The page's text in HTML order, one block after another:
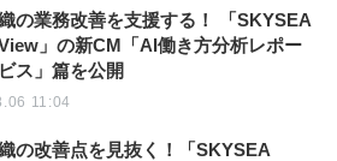
の業務改善を支援する！ 「SKYSEA
」の新CM「AI働き方分析レポー
ス」篇を公開
11:04
の改善点を見抜く！「SKYSEA